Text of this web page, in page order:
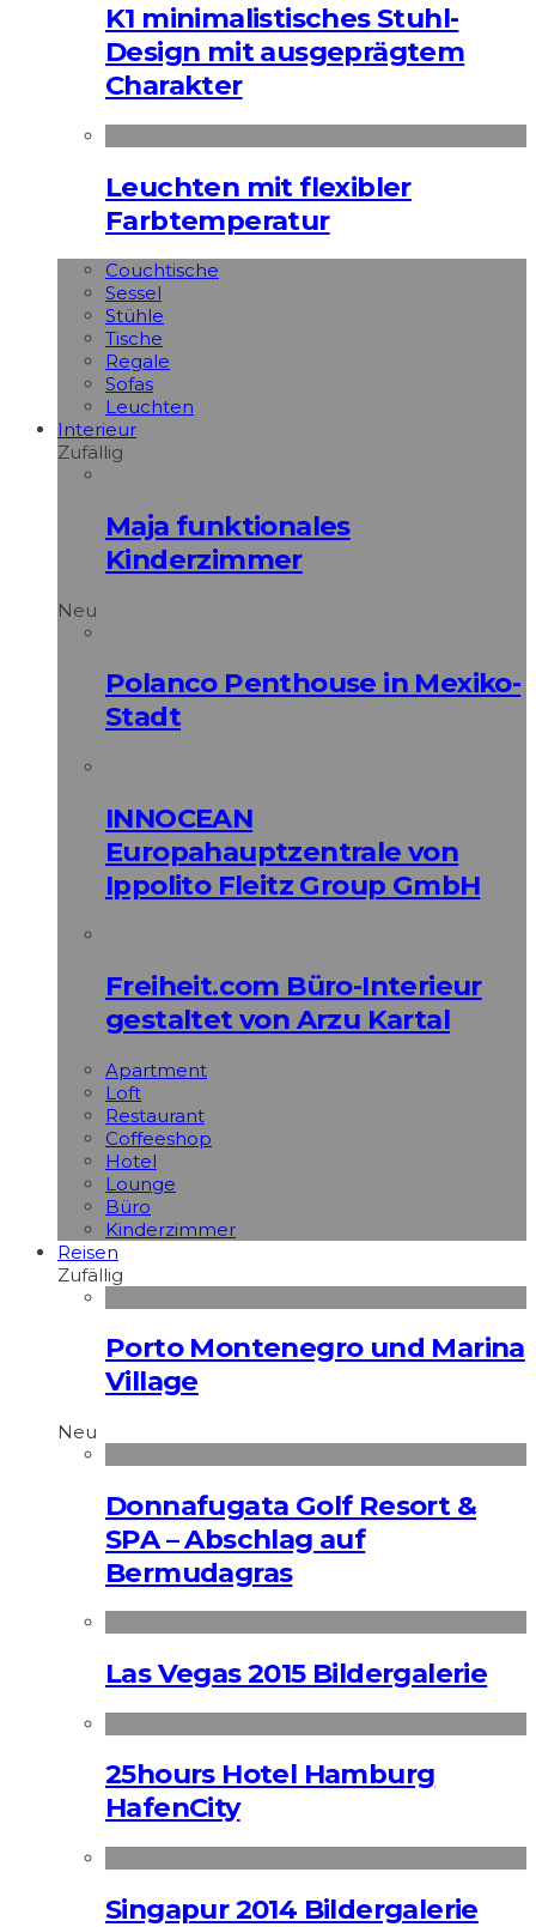
K1 minimalistisches Stuhl-
Design mit ausgeprägtem
Charakter
Leuchten mit flexibler
Farbtemperatur
Couchtische
Sessel
Stühle
Tische
Regale
Sofas
Leuchten
Interieur
Zufällig
Maja funktionales
Kinderzimmer
Neu
Polanco Penthouse in Mexiko-
Stadt
INNOCEAN
Europahauptzentrale von
Ippolito Fleitz Group GmbH
Freiheit.com Büro-Interieur
gestaltet von Arzu Kartal
Apart­ment
Loft
Restaurant
Coffeeshop
Hotel
Lounge
Büro
Kinderzimmer
Reisen
Zufällig
Porto Montenegro und Marina
Village
Neu
Donnafugata Golf Resort &
SPA – Abschlag auf
Bermudagras
Las Vegas 2015 Bildergalerie
25hours Hotel Hamburg
HafenCity
Singapur 2014 Bildergalerie